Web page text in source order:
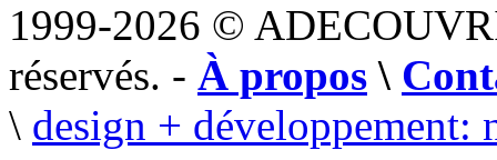
1999-2026 ©
réservés. - À propos \
\ design + développement: